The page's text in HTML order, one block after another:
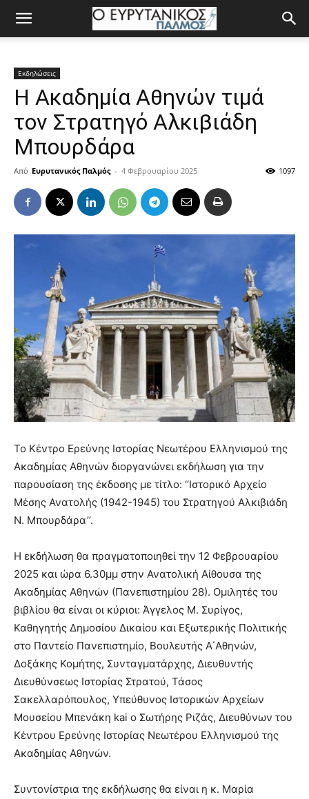
Εκδηλώσεις
Η Ακαδημία Αθηνών τιμά
τον Στρατηγό Αλκιβιάδη
Μπουρδάρα
Από Ευρυτανικός Παλμός - 4 Φεβρουαρίου 2025 1097
Το Κέντρο Ερεύνης Ιστορίας Νεωτέρου Ελληνισμού της
Ακαδημίας Αθηνών διοργανώνει εκδήλωση για την
παρουσίαση της έκδοσης με τίτλο: ‘‘Ιστορικό Αρχείο
Μέσης Ανατολής (1942-1945) του Στρατηγού Αλκιβιάδη
Ν. Μπουρδάρα’’.
Η εκδήλωση θα πραγματοποιηθεί την 12 Φεβρουαρίου
2025 και ώρα 6.30μμ στην Ανατολική Αίθουσα της
Ακαδημίας Αθηνών (Πανεπιστημίου 28). Ομιλητές του
βιβλίου θα είναι οι κύριοι: Άγγελος Μ. Συρίγος,
Καθηγητής Δημοσίου Δικαίου και Εξωτερικής Πολιτικής
στο Παντείο Πανεπιστημίο, Βουλευτής Α΄Αθηνών,
Δοξάκης Κομήτης, Συνταγματάρχης, Διευθυντής
Διευθύνσεως Ιστορίας Στρατού, Τάσος
Σακελλαρόπουλος, Υπεύθυνος Ιστορικών Αρχείων
Μουσείου Μπενάκη kai o Σωτήρης Ριζάς, Διευθύνων του
Κέντρου Ερεύνης Ιστορίας Νεωτέρου Ελληνισμού της
Ακαδημίας Αθηνών.
Συντονίστρια της εκδήλωσης θα είναι η κ. Μαρία